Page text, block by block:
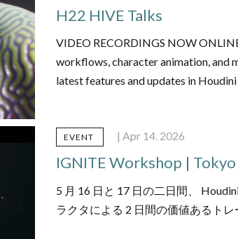
H22 HIVE Talks
VIDEO RECORDINGS NOW
workflows, character animation, and
latest features and updates in
EVENT | Apr 14. 2026
IGNITE Workshop | Tokyo
5 月 16 日と 17 日の二日間、
ラクタによる 2 日間の価値あるトレ